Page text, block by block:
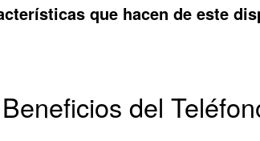
que hacen de este
del